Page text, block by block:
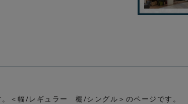
＜幅/レギュラー 棚/シングル＞のページです。